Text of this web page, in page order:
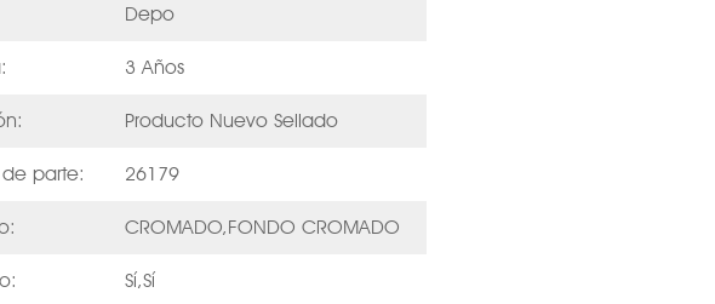
Depo
3 Años
Producto Nuevo Sellado
parte: 26179
CROMADO,FONDO CROMADO
Sí,Sí